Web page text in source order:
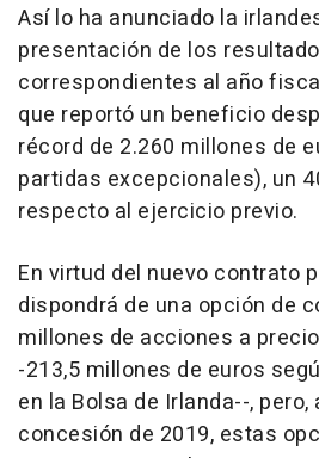
Así lo ha anunciado la
presentación de los
correspondientes al año
que reportó un beneficio
récord de 2.260 millones de
partidas excepcionales), un
respecto al ejercicio previo.
En virtud del nuevo contrato
dispondrá de una opción de
millones de acciones a
-213,5 millones de euros
en la Bolsa de Irlanda--,
concesión de 2019, estas